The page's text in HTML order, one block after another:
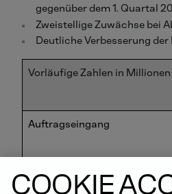
gegenüber dem 1. Quartal
Zweistellige Zuwächse bei
Deutliche Verbesserung
Vorläufige Zahlen in Millionen
Auftragseingang
Absatz (in Stück)
COOKIE